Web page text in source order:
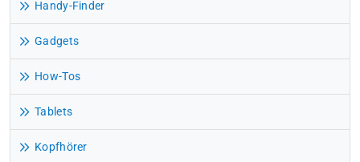
Handy-Finder
Gadgets
How-Tos
Tablets
Kopfhörer